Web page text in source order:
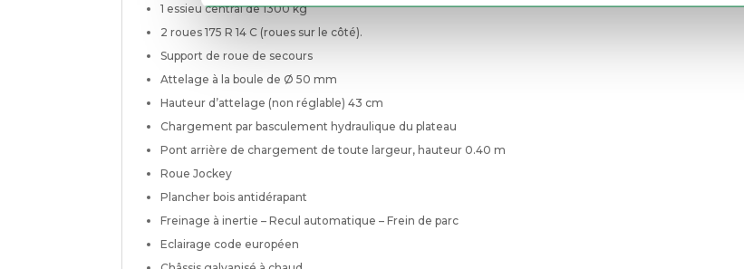
1 essieu central de 1300 kg
2 roues 175 R 14 C (roues sur le côté).
Support de roue de secours
Attelage à la boule de Ø 50 mm
Hauteur d’attelage (non réglable) 43 cm
Chargement par basculement hydraulique du plateau
Pont arrière de chargement de toute largeur, hauteur 0.40 m
Roue Jockey
Plancher bois antidérapant
Freinage à inertie – Recul automatique – Frein de parc
Eclairage code européen